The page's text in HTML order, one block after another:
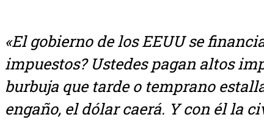
«El gobierno de los EEUU se
impuestos? Ustedes pagan altos
burbuja que tarde o temprano
engaño, el dólar caerá. Y con él la